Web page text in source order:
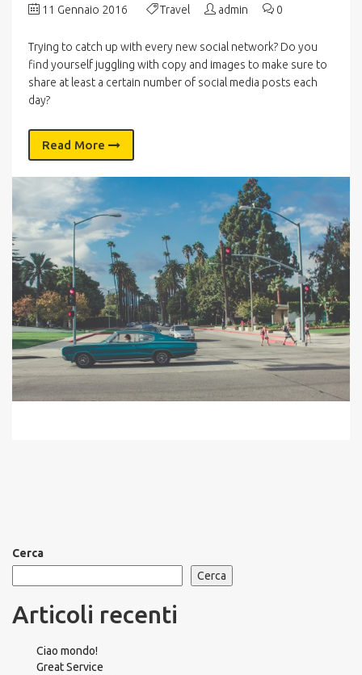
11 Gennaio 2016 Travel admin 0
Trying to catch up with every new social network? Do you
find yourself juggling with copy and images to make sure to
share at least a certain number of social media posts each
day?
Read More
Cerca
Cerca
Articoli recenti
Ciao mondo!
Great Service